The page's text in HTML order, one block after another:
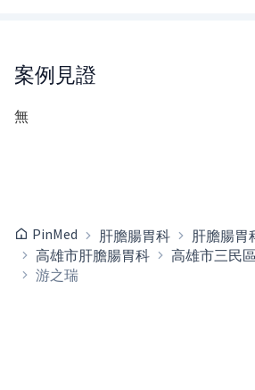
案例見證
無
PinMed 肝膽腸胃科
肝膽腸胃
高雄市肝膽腸胃科
高雄市三民
游之瑞